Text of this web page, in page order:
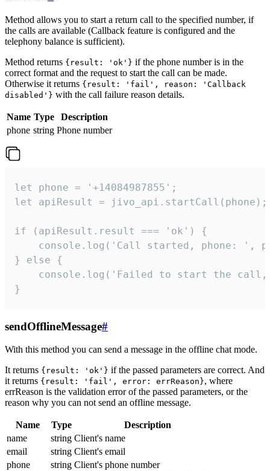
Method allows you to start a return call to the specified number, if
the calls are available (Callback feature is configured and the
telephony balance is sufficient).
Method returns {result: 'ok'} if the phone number is in the
correct format and the request to start the call can be made.
Otherwise it returns {result: 'fail', reason: 'Callback
disabled'} with the call failure reason details.
Name Type
Description
phone string Phone number
let phone = '+14084987855';
let apiResult = jivo_api.startCall(phone);
if (apiResult.result === 'ok') {
console.log('Call started, phone: ',
} else {
console.log('Failed to start the
}
sendOfflineMessage#
With this method you can send a message in the offline chat mode.
It returns {result: 'ok'} if the passed parameters are correct. And
it returns {result: 'fail', error: errReason}, where
errReason is the validation error of the passed parameters, or the
reason why you can not send an offline message.
Name Type
Description
name
string Client's name
email
string Client's email
phone
string Client's phone number